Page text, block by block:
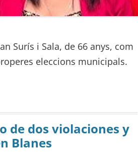
Surís i Sala, de 66 anys, com
eleccions municipals.
de dos violaciones y
Blanes